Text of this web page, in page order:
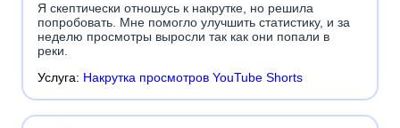
Я скептически отношусь к накрутке, но решила
попробовать. Мне помогло улучшить статистику, и за
неделю просмотры выросли так как они попали в
реки.
Услуга: Накрутка просмотров YouTube Shorts